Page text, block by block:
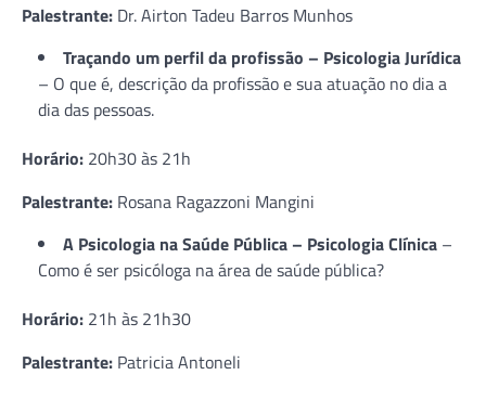
Palestrante: Dr. Airton Tadeu Barros Munhos
Traçando um perfil da profissão – Psicologia Jurídica
– O que é, descrição da profissão e sua atuação no dia a
dia das pessoas.
Horário: 20h30 às 21h
Palestrante: Rosana Ragazzoni Mangini
A Psicologia na Saúde Pública – Psicologia Clínica –
Como é ser psicóloga na área de saúde pública?
Horário: 21h às 21h30
Palestrante: Patricia Antoneli